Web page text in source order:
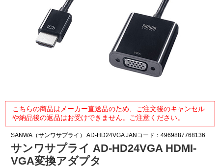
こちらの商品はメーカー直送品のため、ご注文後のキャンセル
や納品後の返品はお受けできません。ご注意ください。
SANWA（サンワサプライ） AD-HD24VGA JANコード：4969887768136
サンワサプライ AD-HD24VGA HDMI-
VGA変換アダプタ